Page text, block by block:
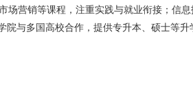
营销等课程，注重实践与就业衔接；信
与多国高校合作，提供专升本、硕士等